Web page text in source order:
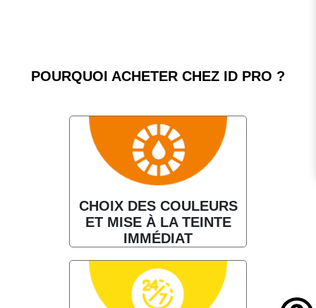
POURQUOI ACHETER CHEZ ID PRO ?
CHOIX DES COULEURS
ET MISE À LA TEINTE
IMMÉDIAT